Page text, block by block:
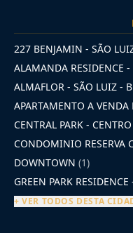
227 BENJAMIN - SÃO
ALAMANDA RESIDENCE -
ALMAFLOR - SÃO LUIZ -
APARTAMENTO A VENDA
CENTRAL PARK -
CONDOMINIO RESERVA
DOWNTOWN (1)
GREEN PARK
+ VER TODOS DESTA